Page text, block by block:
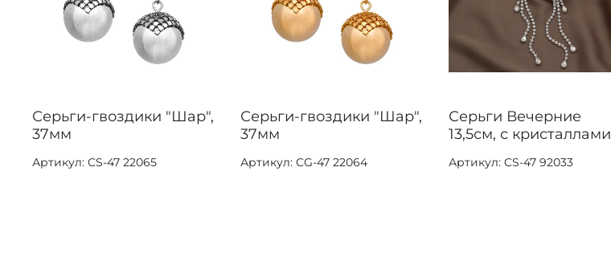
Серьги-гвоздики "Шар",
37мм
Артикул: CS-47 22065
Серьги-гвоздики "Шар",
37мм
Артикул: CG-47 22064
Серьги Вечерние
13,5см, с кристаллами
Артикул: CS-47 92033